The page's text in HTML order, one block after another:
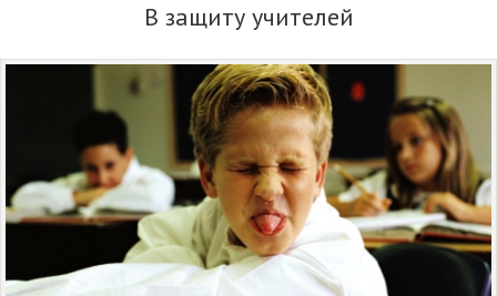
В защиту учителей